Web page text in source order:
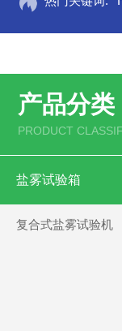
产品分类
PRODUCT
盐雾试验箱
复合式盐雾试验机